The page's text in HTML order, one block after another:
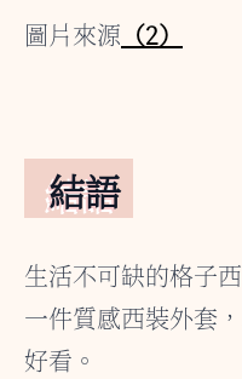
圖片來源 （2）
結語
生活不可缺的格子
一件質感西裝外套
好看。